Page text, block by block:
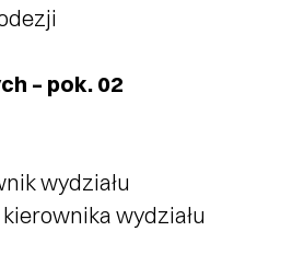
– pok. 02
wydziału
wydziału